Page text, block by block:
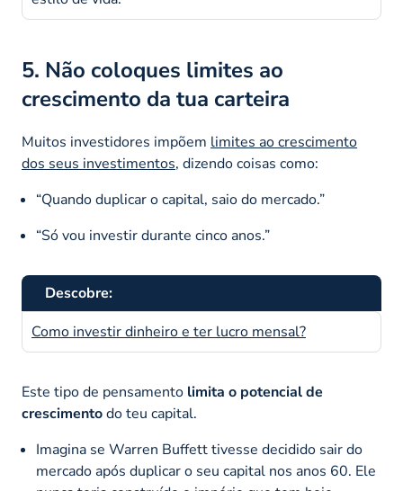
5. Não coloques limites ao
crescimento da tua carteira
Muitos investidores impõem limites ao crescimento
dos seus investimentos, dizendo coisas como:
“Quando duplicar o capital, saio do mercado.”
“Só vou investir durante cinco anos.”
Descobre:
Como investir dinheiro e ter lucro mensal?
Este tipo de pensamento limita o potencial de
crescimentodo teu capital.
Imagina se Warren Buffett tivesse decidido sair do
mercado após duplicar o seu capital nos anos 60. Ele